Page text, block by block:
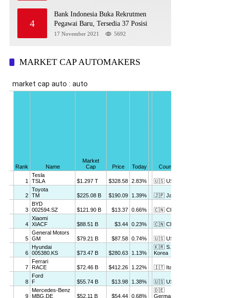
4
Bank Indonesia Buka Rekrutmen
Pegawai Baru, Tersedia 37 Posisi
17 November 2021 5692
MARKET CAP AUTOMAKERS